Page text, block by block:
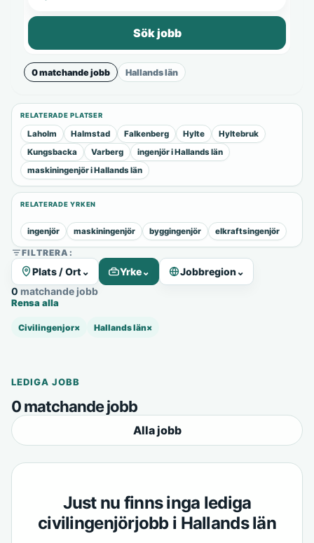
Sök jobb
0 matchande jobb Hallands län
RELATERADE PLATSER
Laholm Halmstad Falkenberg Hylte
Hyltebruk
Kungsbacka
Varberg
ingenjör i Hallands län
maskiningenjör i Hallands län
RELATERADE YRKEN
ingenjör maskiningenjör byggingenjör elkraftsingenjör
FILTRERA:
Plats / Ort ⌄ Yrke⌄ Jobbregion⌄
0 matchande jobb
Rensa alla
Civilingenjor× Hallands län×
LEDIGA JOBB
0 matchande jobb
Alla jobb
Just nu finns inga lediga
civilingenjörjobb i Hallands län